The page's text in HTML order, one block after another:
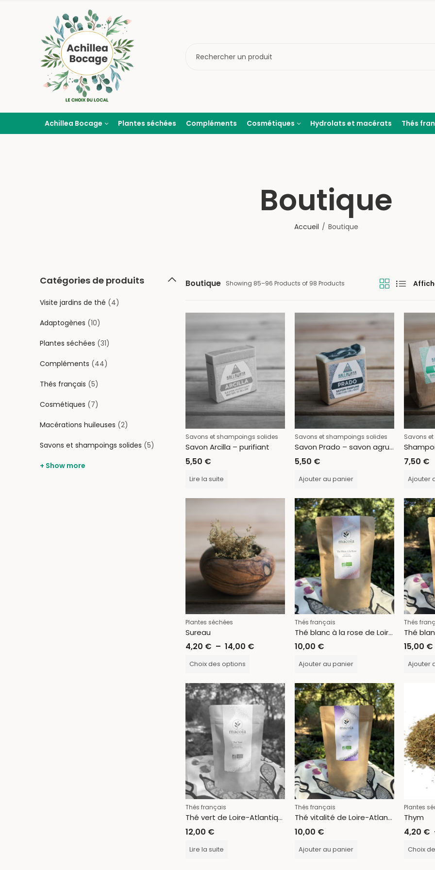
Achillea Bocage Plantes séchées Compléments Cosmétiques Hydrolats et macérats Thés
Boutique
Accueil Boutique
Boutique Showing 85–96 Products of 98 Products
Savons et shampoings solides
Savon Arcilla – purifiant
5,50 €
Lire la suite
Savons et shampoings solides
Savon Prado – savon agrumes et ylang ylang
5,50 €
Ajouter au panier
Savons
7,50 €
Ajouter
Plantes séchées
Sureau
4,20 € – 14,00 €
Choix des options
Thés français
Thé blanc à la rose de Loire-Atlantique
10,00 €
Ajouter au panier
Thés
15,00 €
Ajouter
Thés français
Thé vert de Loire-Atlantique
12,00 €
Lire la suite
Thés français
Thé vitalité de Loire-Atlantique
10,00 €
Ajouter au panier
Plantes
Thym
4,20 €
Choix
Catégories de produits
Visite jardins de thé (4)
Adaptogènes (10)
Plantes séchées (31)
Compléments (44)
Thés français (5)
Cosmétiques (7)
Macérations huileuses (2)
Savons et shampoings solides (5)
+ Show more